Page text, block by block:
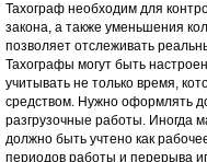
Тахограф необходим для
закона, а также уменьшения
позволяет отслеживать
Тахографы могут быть
учитывать не только время,
средством. Нужно оформлять
разгрузочные работы. Иногда
должно быть учтено как
периодов работы и перерыва